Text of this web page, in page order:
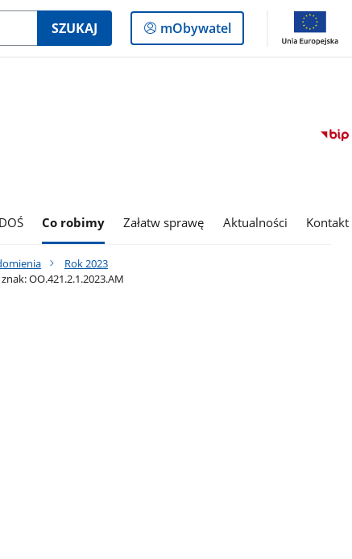
SZUKAJ
Logowanie
do
mObywatel
Co robimy Załatw sprawę Aktualności Kontakt
Rok 2023
OO.421.2.1.2023.AM